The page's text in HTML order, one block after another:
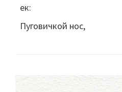
ек:
Пуговичкой нос,